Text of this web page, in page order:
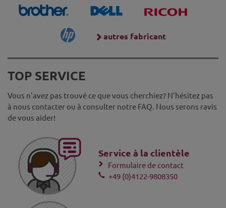
autres fabricant
TOP SERVICE
Vous n'avez pas trouvé ce que vous cherchiez? N'hésitez pas
à nous contacter ou à consulter notre FAQ. Nous serons ravis
de vous aider!
Service à la clientèle
Formulaire de contact
+49 (0)4122-9808350